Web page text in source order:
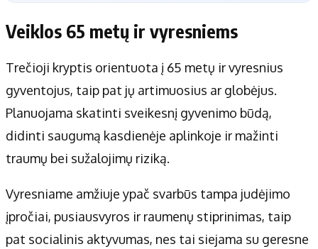
Veiklos 65 metų ir vyresniems
Trečioji kryptis orientuota į 65 metų ir vyresnius
gyventojus, taip pat jų artimuosius ar globėjus.
Planuojama skatinti sveikesnį gyvenimo būdą,
didinti saugumą kasdienėje aplinkoje ir mažinti
traumų bei sužalojimų riziką.
Vyresniame amžiuje ypač svarbūs tampa judėjimo
įpročiai, pusiausvyros ir raumenų stiprinimas, taip
pat socialinis aktyvumas, nes tai siejama su geresne